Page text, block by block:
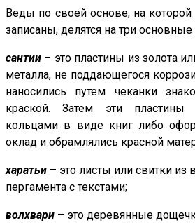
Веды по своей основе, на
записаны, делятся на три
сантии – это пластины из золота
металла, не поддающегося
наносились путем чеканки
краской. Затем эти пластины
кольцами в виде книг либо
оклад и обрамлялись красной
харатьи – это листы или свитки из
пергамента с текстами;
волхвари – это деревянные